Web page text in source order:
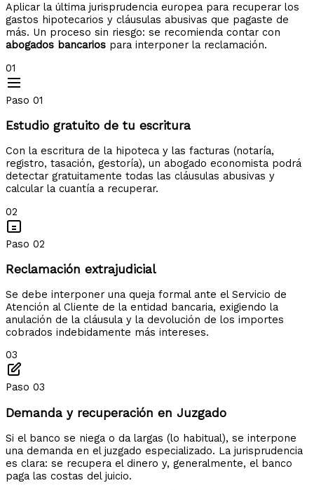
Aplicar la última jurisprudencia europea para recuperar los
gastos hipotecarios y cláusulas abusivas que pagaste de
más. Un proceso sin riesgo: se recomienda contar con
abogados bancarios para interponer la reclamación.
01
Paso 01
Estudio gratuito de tu escritura
Con la escritura de la hipoteca y las facturas (notaría,
registro, tasación, gestoría), un abogado economista podrá
detectar gratuitamente todas las cláusulas abusivas y
calcular la cuantía a recuperar.
02
Paso 02
Reclamación extrajudicial
Se debe interponer una queja formal ante el Servicio de
Atención al Cliente de la entidad bancaria, exigiendo la
anulación de la cláusula y la devolución de los importes
cobrados indebidamente más intereses.
03
Paso 03
Demanda y recuperación en Juzgado
Si el banco se niega o da largas (lo habitual), se interpone
una demanda en el juzgado especializado. La jurisprudencia
es clara: se recupera el dinero y, generalmente, el banco
paga las costas del juicio.